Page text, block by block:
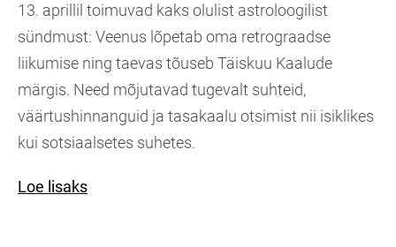
13. aprillil toimuvad kaks olulist astroloogilist
sündmust: Veenus lõpetab oma retrograadse
liikumise ning taevas tõuseb Täiskuu Kaalude
märgis. Need mõjutavad tugevalt suhteid,
väärtushinnanguid ja tasakaalu otsimist nii isiklikes
kui sotsiaalsetes suhetes.
Loe lisaks